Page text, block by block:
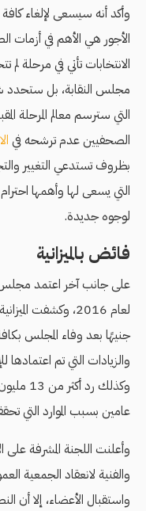
وأكد أنه سيسعى لإلغاء
الأجور هي الأهم في أزمات
الانتخابات تأتي في مرحلة
مجلس النقابة، بل ستحدد
التي سترسم معالم المرحلة
الصحفيين عدم ترشحه في
بظروف تستدعي التغيير
التي يسعى لها وأهمها
لوجوه جديدة.
فائض بالميزانية
على جانب آخر اعتمد مجلس
جنيهًا بعد وفاء المجلس
والزيادات التي تم
وكذلك
عامين بسبب الموارد التي
وأعلنت اللجنة المشرفة على